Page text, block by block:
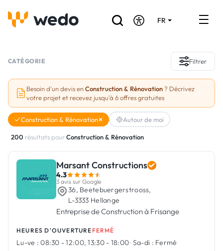
FR
Réalisations
Aides et subventions
Vous êtes un Artisan ?
CATÉGORIE Filtrer
Besoin d'un devis enConstruction & Rénovation ? Décrivez
votre projet et recevez jusqu'à 6 offres gratuites
Construction & Rénovation Autour de moi
200 résultats pourConstruction & Rénovation
Marsant Constructions
4.3
3 avis sur Google
36, Beetebuergerstrooss,
L-3333 Hellange
Entreprise de Construction à Frisange
HEURES D'OUVERTURE FERMÉ
Lu-ve : 08:30 - 12:00, 13:30 - 18:00·Sa-di : Fermé